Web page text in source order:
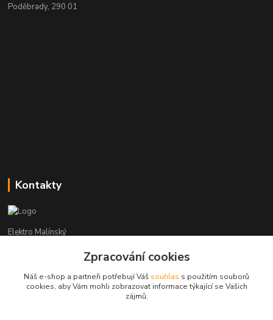
Poděbrady, 290 01
Kontakty
Elektro Malínský
+420 608 255 160
(Po-Čt - 8:30-16:00, Pá - 8:30-14:00)
Zpracování cookies
Náš e-shop a partneři potřebují Váš souhlas s použitím souborů
cookies, aby Vám mohli zobrazovat informace týkající se Vašich
zájmů.